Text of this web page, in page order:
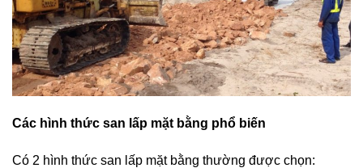
Các hình thức san lấp mặt bằng phổ biến
Có 2 hình thức san lấp mặt bằng thường được chọn: